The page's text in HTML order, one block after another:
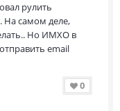
рулить
На самом деле,
Но ИМХО в
email
0